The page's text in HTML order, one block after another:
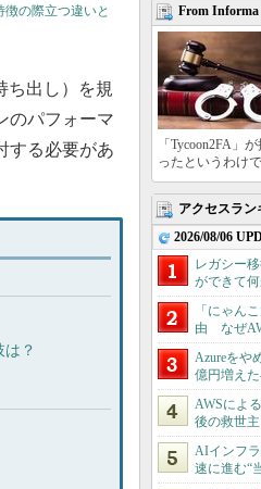
の際立つ違いと
ち出し）を規
のパフォーマ
する必要があ
？
From Informa
「Tycoon2FA」
ったというわけで
アクセスラン
2026/08/06
レガシー
ができて
「にゃん
由 なぜ
Azureをや
億円増え
AWSによ
後の救世
AIインフ
速に進む“